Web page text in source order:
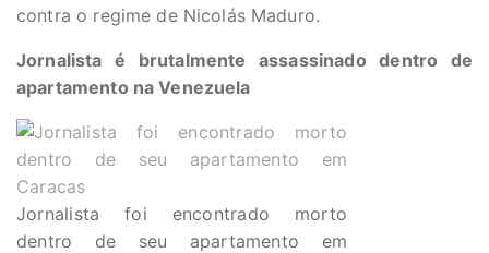
contra o regime de Nicolás Maduro.
Jornalista é brutalmente assassinado dentro de
apartamento na Venezuela
Jornalista foi encontrado morto
dentro de seu apartamento em